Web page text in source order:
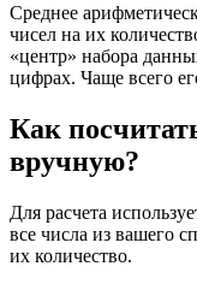
Среднее
чисел на их
«центр» набора
цифрах. Чаще всего
Как
вручную?
Для расчета
все числа из вашего
их количество.